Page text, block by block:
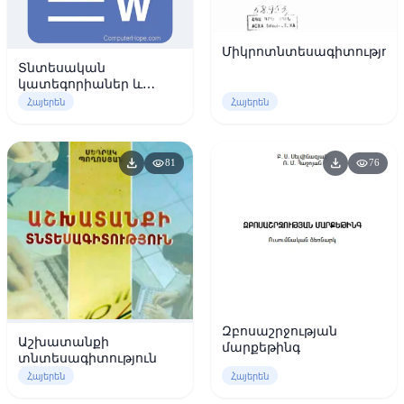
Տնտեսական
կատեգորիաներ և
օրենքներ
Հայերեն
Միկրոտնտեսագիտություն
Հայերեն
download visibility81
Աշխատանքի
տնտեսագիտություն
Հայերեն
download visibility76
Զբոսաշրջության
մարքեթինգ
Հայերեն